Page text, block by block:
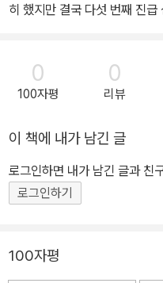
히 했지만 결국 다섯 번째 진급
이지? 이따 저녁에 집에서 고
장암 말기로 병원에 있어야
왔다고? 부조리 참교육부터 라인 잘 타는 법까지 경력직 장교가 알려
0
100자평
0
리뷰
이 책에 내가 남긴 글
로그인하면 내가 남긴 글과 친
로그인하기
100자평